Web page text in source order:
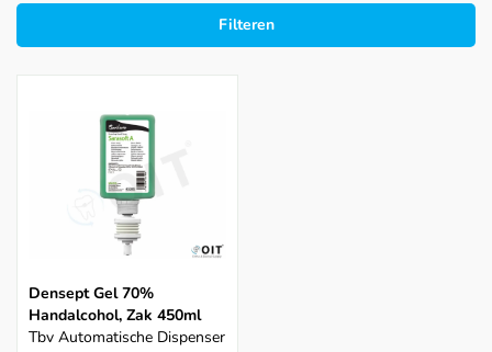
Filteren
Densept Gel 70%
Handalcohol, Zak 450ml
Tbv Automatische Dispenser